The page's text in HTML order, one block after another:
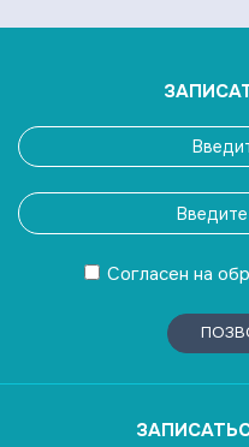
Согласен на